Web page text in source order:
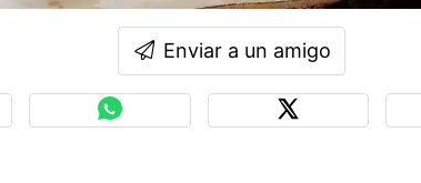
Enviar a un amigo